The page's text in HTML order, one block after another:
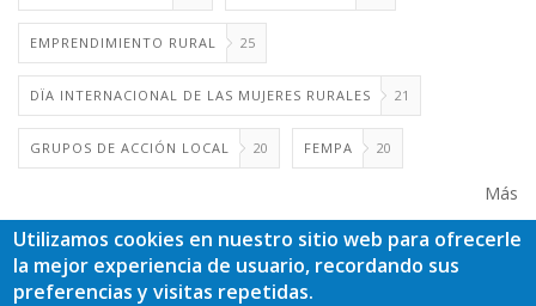
EMPRENDIMIENTO RURAL 25
DÏA INTERNACIONAL DE LAS MUJERES RURALES 21
GRUPOS DE ACCIÓN LOCAL 20 FEMPA 20
Más
Utilizamos cookies en nuestro sitio web para ofrecerle
la mejor experiencia de usuario, recordando sus
preferencias y visitas repetidas.